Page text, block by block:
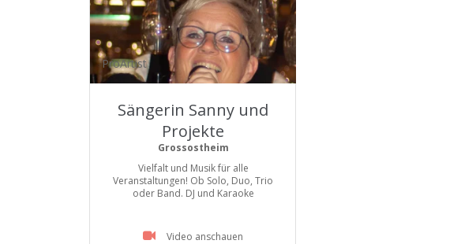
ProArtist
Sängerin Sanny und
Projekte
Grossostheim
Vielfalt und Musik für alle
Veranstaltungen! Ob Solo, Duo, Trio
oder Band. DJ und Karaoke
Video anschauen